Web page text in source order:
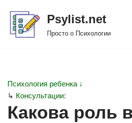
Перейти
Psylist.net
Просто о Психологии
Психология ребенка ↓
↳ Консультации:
Какова роль